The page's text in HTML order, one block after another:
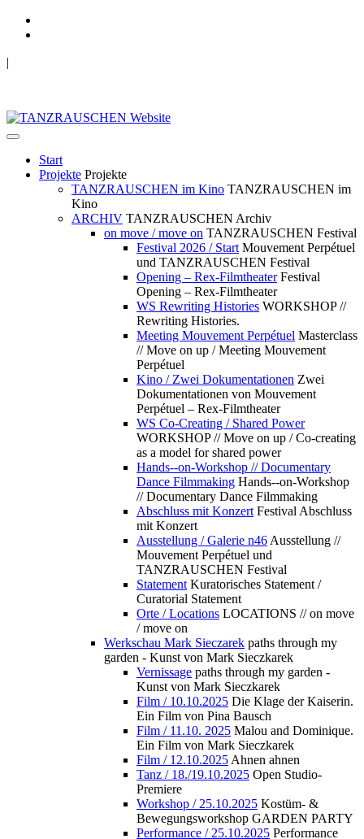
|
Start
Projekte Projekte
TANZRAUSCHEN im Kino TANZRAUSCHEN im
Kino
ARCHIV TANZRAUSCHEN Archiv
on move / move on TANZRAUSCHEN Festival
Festival 2026 / Start Mouvement Perpétuel
und TANZRAUSCHEN Festival
Opening – Rex-Filmtheater Festival
Opening – Rex-Filmtheater
WS Rewriting Histories WORKSHOP //
Rewriting Histories.
Meeting Mouvement Perpétuel Masterclass
// Move on up / Meeting Mouvement
Perpétuel
Kino / Zwei Dokumentationen Zwei
Dokumentationen von Mouvement
Perpétuel – Rex-Filmtheater
WS Co-Creating / Shared Power
WORKSHOP // Move on up / Co-creating
as a model for shared power
Hands--on-Workshop // Documentary
Dance Filmmaking Hands--on-Workshop
// Documentary Dance Filmmaking
Abschluss mit Konzert Festival Abschluss
mit Konzert
Ausstellung / Galerie n46 Ausstellung //
Mouvement Perpétuel und
TANZRAUSCHEN Festival
Statement Kuratorisches Statement /
Curatorial Statement
Orte / Locations LOCATIONS // on move
/ move on
Werkschau Mark Sieczarek paths through my
garden - Kunst von Mark Sieczkarek
Vernissage paths through my garden -
Kunst von Mark Sieczkarek
Film / 10.10.2025 Die Klage der Kaiserin.
Ein Film von Pina Bausch
Film / 11.10. 2025 Malou and Dominique.
Ein Film von Mark Sieczkarek
Film / 12.10.2025 Ahnen ahnen
Tanz / 18./19.10.2025 Open Studio-
Premiere
Workshop / 25.10.2025 Kostüm- &
Bewegungsworkshop GARDEN PARTY
Performance / 25.10.2025 Performance